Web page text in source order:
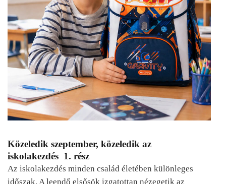
Közeledik szeptember, közeledik az
iskolakezdés 1. rész
Az iskolakezdés minden család életében különleges
időszak. A leendő elsősök izgatottan nézegetik az